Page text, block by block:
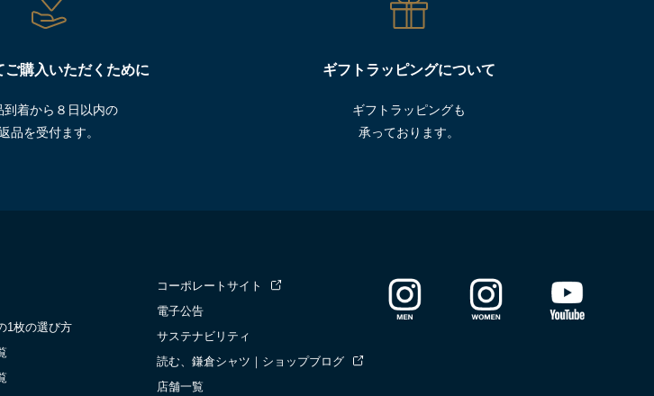
ご購入いただくために
到着から８日以内の
品を受付ます。
ギフトラッピングについて
ギフトラッピングも
承っております。
1枚の選び方
コーポレートサイト
電子公告
サステナビリティ
読む、鎌倉シャツ｜ショップブログ
店舗一覧